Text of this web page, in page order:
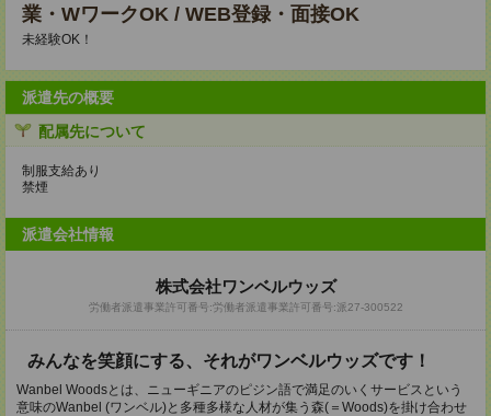
業・WワークOK / WEB登録・面接OK
未経験OK！
派遣先の概要
配属先について
制服支給あり
禁煙
派遣会社情報
株式会社ワンベルウッズ
労働者派遣事業許可番号:労働者派遣事業許可番号:派27-300522
みんなを笑顔にする、それがワンベルウッズです！
Wanbel Woodsとは、ニューギニアのピジン語で満足のいくサービスという
意味のWanbel (ワンベル)と多種多様な人材が集う森(＝Woods)を掛け合わせ